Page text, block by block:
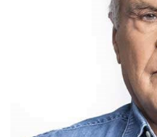
מבצע שומר החומות